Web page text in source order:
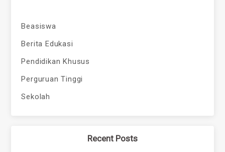
Beasiswa
Berita Edukasi
Pendidikan Khusus
Perguruan Tinggi
Sekolah
Recent Posts